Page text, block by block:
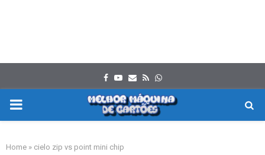
Facebook
Youtube
Email
RssWhatsapp
PRIMARY
Home » cielo zip vs point mini chip